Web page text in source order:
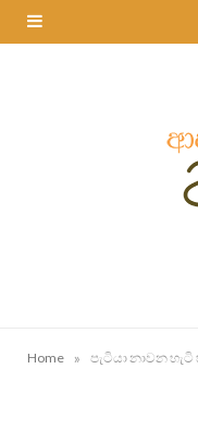
Home » පැටියා නාවන